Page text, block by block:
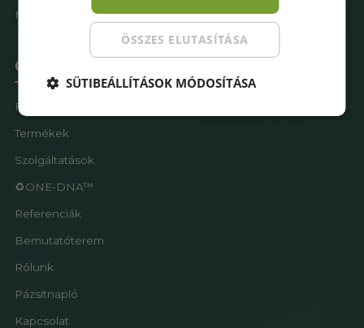
Műfű játszótérre
Oldaltérkép
Főoldal
Termékek
Szolgáltatások
♻️ONE-DNA™
Referenciák
Bemutatóterem
Rólunk
Pázsitnapló
Kapcsolat
ÖSSZES ELUTASÍTÁSA
SÜTIBEÁLLÍTÁSOK MÓDOSÍTÁSA